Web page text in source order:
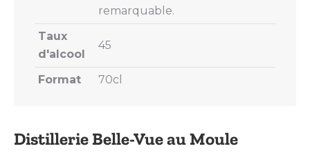
Distillerie Belle-Vue au Moule
remarquable.
Taux
d'alcool
45
Format 70cl